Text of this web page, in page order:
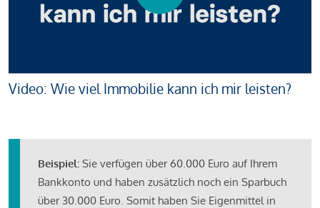
Video: Wie viel Immobilie kann ich mir leisten?
Beispiel: Sie verfügen über 60.000 Euro auf Ihrem
Bankkonto und haben zusätzlich noch ein Sparbuch
über 30.000 Euro. Somit haben Sie Eigenmittel in